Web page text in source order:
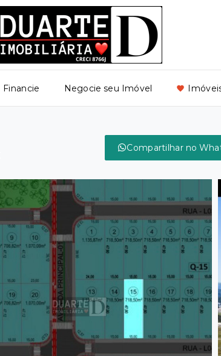
Financie Negocie seu Imóvel
Compartilhar no